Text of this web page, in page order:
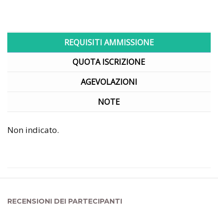
REQUISITI AMMISSIONE
QUOTA ISCRIZIONE
AGEVOLAZIONI
NOTE
Non indicato.
RECENSIONI DEI PARTECIPANTI